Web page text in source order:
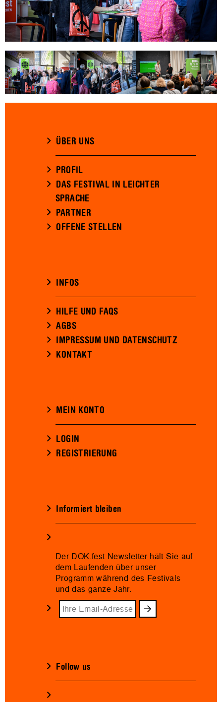
ÜBER UNS
PROFIL
DAS FESTIVAL IN LEICHTER
SPRACHE
PARTNER
OFFENE STELLEN
INFOS
HILFE UND FAQS
AGBS
IMPRESSUM UND DATENSCHUTZ
KONTAKT
MEIN KONTO
LOGIN
REGISTRIERUNG
Informiert bleiben
Der DOK.fest Newsletter hält Sie auf
dem Laufenden über unser
Programm während des Festivals
und das ganze Jahr.
Follow us